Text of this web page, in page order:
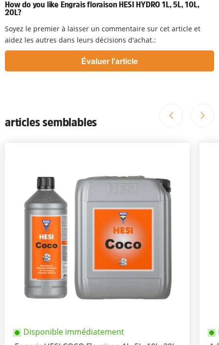
How do you like Engrais floraison HESI HYDRO 1L, 5L, 10L,
20L?
Soyez le premier à laisser un commentaire sur cet article et
aidez les autres dans leurs décisions d'achat.:
articles semblables
Disponible immédiatement